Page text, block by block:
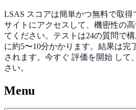
LSAS スコアは簡単かつ無料で取
サイトにアクセスして、機密性の
てください。テストは24の質問で
に約5〜10分かかります。結果は完
されます。今すぐ 評価を開始 して
さい。
Menu